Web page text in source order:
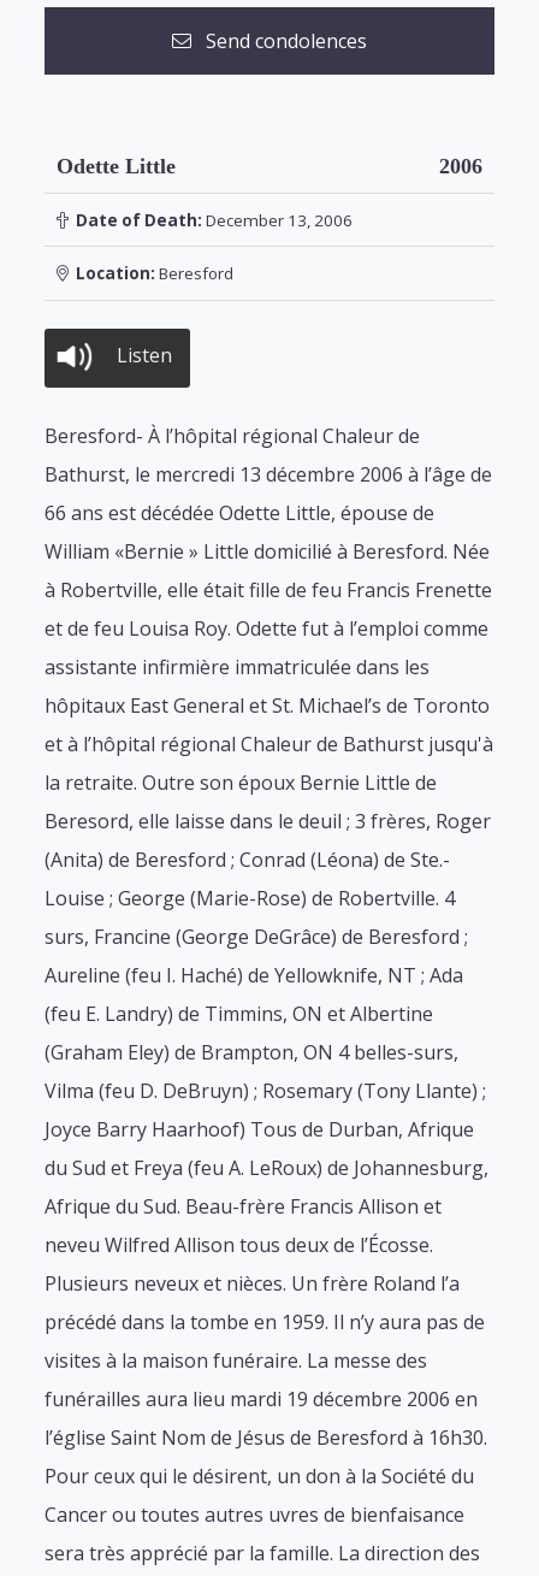
Send condolences
Odette Little 2006
Date of Death: December 13, 2006
Location: Beresford
Listen
Beresford- À l’hôpital régional Chaleur de
Bathurst, le mercredi 13 décembre 2006 à l’âge de
66 ans est décédée Odette Little, épouse de
William «Bernie » Little domicilié à Beresford. Née
à Robertville, elle était fille de feu Francis Frenette
et de feu Louisa Roy. Odette fut à l’emploi comme
assistante infirmière immatriculée dans les
hôpitaux East General et St. Michael’s de Toronto
et à l’hôpital régional Chaleur de Bathurst jusqu'à
la retraite. Outre son époux Bernie Little de
Beresord, elle laisse dans le deuil ; 3 frères, Roger
(Anita) de Beresford ; Conrad (Léona) de Ste.-
Louise ; George (Marie-Rose) de Robertville. 4
surs, Francine (George DeGrâce) de Beresford ;
Aureline (feu I. Haché) de Yellowknife, NT ; Ada
(feu E. Landry) de Timmins, ON et Albertine
(Graham Eley) de Brampton, ON 4 belles-surs,
Vilma (feu D. DeBruyn) ; Rosemary (Tony Llante) ;
Joyce Barry Haarhoof) Tous de Durban, Afrique
du Sud et Freya (feu A. LeRoux) de Johannesburg,
Afrique du Sud. Beau-frère Francis Allison et
neveu Wilfred Allison tous deux de l’Écosse.
Plusieurs neveux et nièces. Un frère Roland l’a
précédé dans la tombe en 1959. Il n’y aura pas de
visites à la maison funéraire. La messe des
funérailles aura lieu mardi 19 décembre 2006 en
l’église Saint Nom de Jésus de Beresford à 16h30.
Pour ceux qui le désirent, un don à la Société du
Cancer ou toutes autres uvres de bienfaisance
sera très apprécié par la famille. La direction des